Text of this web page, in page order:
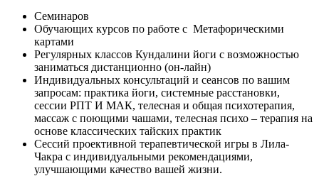
Семинаров
Обучающих курсов по работе с Метафорическими
картами
Регулярных классов Кундалини йоги с возможностью
заниматься дистанционно (он-лайн)
Индивидуальных консультаций и сеансов по вашим
запросам: практика йоги, системные расстановки,
сессии РПТ И МАК, телесная и общая психотерапия,
массаж с поющими чашами, телесная психо – терапия на
основе классических тайских практик
Сессий проективной терапевтической игры в Лила-
Чакра с индивидуальными рекомендациями,
улучшающими качество вашей жизни.